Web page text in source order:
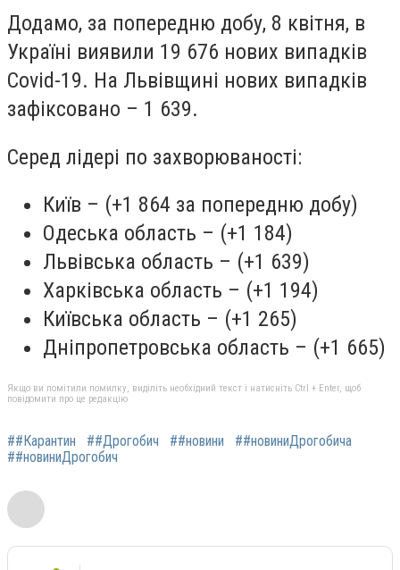
Додамо, за попередню добу, 8 квітня, в
Україні виявили 19 676 нових випадків
Covid-19. На Львівщині нових випадків
зафіксовано – 1 639.
Серед лідері по захворюваності:
Київ – (+1 864 за попередню добу)
Одеська область – (+1 184)
Львівська область – (+1 639)
Харківська область – (+1 194)
Київська область – (+1 265)
Дніпропетровська область – (+1 665)
Якщо ви помітили помилку, виділіть необхідний текст і натисніть Ctrl + Enter, щоб
повідомити про це редакцію
##Карантин ##Дрогобич ##новини
##новиниДрогобича
##новиниДрогобич